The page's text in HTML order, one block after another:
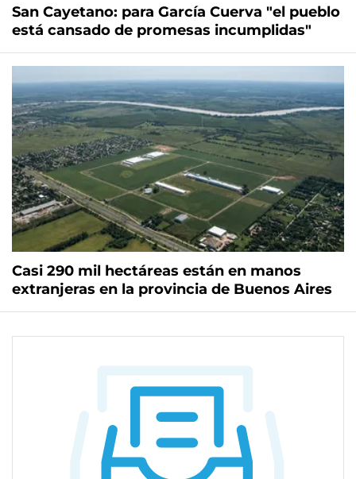
San Cayetano: para García Cuerva "el pueblo
está cansado de promesas incumplidas"
Casi 290 mil hectáreas están en manos
extranjeras en la provincia de Buenos Aires